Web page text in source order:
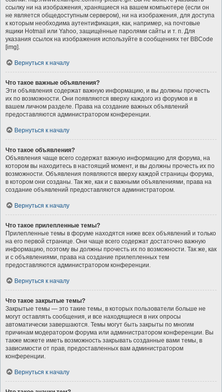
ссылку ни на изображения, хранящиеся на вашем компьютере (если он
не является общедоступным сервером), ни на изображения, для доступа
к которым необходима аутентификация, как, например, на почтовые
ящики Hotmail или Yahoo, защищённые паролями сайты и т. п. Для
указания ссылок на изображения используйте в сообщениях тег BBCode
[img].
Вернуться к началу
Что такое важные объявления?
Эти объявления содержат важную информацию, и вы должны прочесть
их по возможности. Они появляются вверху каждого из форумов и в
вашем личном разделе. Права на создание важных объявлений
предоставляются администратором конференции.
Вернуться к началу
Что такое объявления?
Объявления чаще всего содержат важную информацию для форума, на
котором вы находитесь в настоящий момент, и вы должны прочесть их по
возможности. Объявления появляются вверху каждой страницы форума,
в котором они созданы. Так же, как и с важными объявлениями, права на
создание объявлений предоставляются администратором.
Вернуться к началу
Что такое прилепленные темы?
Прилепленные темы в форуме находятся ниже всех объявлений и только
на его первой странице. Они чаще всего содержат достаточно важную
информацию, поэтому вы должны прочесть их по возможности. Так же, как
и с объявлениями, права на создание прилепленных тем
предоставляются администратором конференции.
Вернуться к началу
Что такое закрытые темы?
Закрытые темы — это такие темы, в которых пользователи больше не
могут оставлять сообщения, и все находящиеся в них опросы
автоматически завершаются. Темы могут быть закрыты по многим
причинам модератором форума или администратором конференции. Вы
также можете иметь возможность закрывать созданные вами темы, в
зависимости от прав, предоставленных вам администратором
конференции.
Вернуться к началу